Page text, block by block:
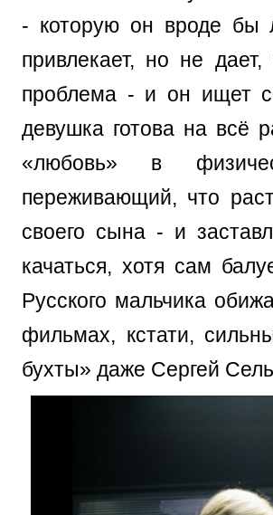
- которую он вроде бы
привлекает, но не
проблема - и он ищет
девушка готова на всё
«любовь» в
переживающий, что
своего сына - и
качаться, хотя сам
Русского мальчика
фильмах, кстати,
бухты» даже Сергей